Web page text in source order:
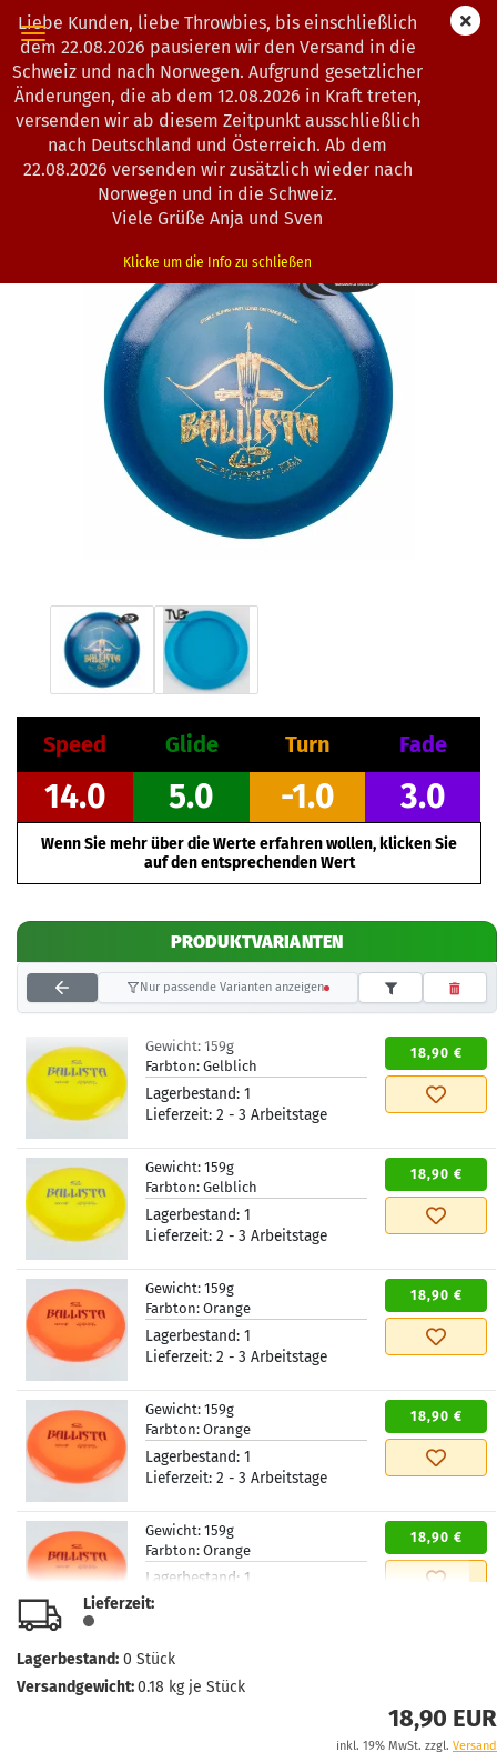
Liebe Kunden, liebe Throwbies, bis einschließlich
dem 22.08.2026 pausieren wir den Versand in die
Schweiz und nach Norwegen. Aufgrund gesetzlicher
Änderungen, die ab dem 12.08.2026 in Kraft treten,
versenden wir ab diesem Zeitpunkt ausschließlich
nach Deutschland und Österreich. Ab dem
22.08.2026 versenden wir zusätzlich wieder nach
Norwegen und in die Schweiz.
Viele Grüße Anja und Sven
Klicke um die Info zu schließen
« Erster « zurück weiter »
Letzter »
Artikel in dieser Kategorie
Latitude 64° | Ballista | Opto Air
0201230 )
Speed Glide Turn Fade
14.0 5.0 -1.0 3.0
Wenn Sie mehr über die Werte erfahren wollen, klicken Sie
auf den entsprechenden Wert
PRODUKTVARIANTEN
Nur passende Varianten anzeigen
Gewicht: 159g
Farbton: Gelblich
Lagerbestand: 1
Lieferzeit: 2 - 3 Arbeitstage
18,90 €
Gewicht: 159g
Farbton: Gelblich
Lagerbestand: 1
Lieferzeit: 2 - 3 Arbeitstage
18,90 €
Gewicht: 159g
Farbton: Orange
Lagerbestand: 1
Lieferzeit: 2 - 3 Arbeitstage
18,90 €
Gewicht: 159g
Farbton: Orange
Lagerbestand: 1
Lieferzeit: 2 - 3 Arbeitstage
18,90 €
Gewicht: 159g
Farbton: Orange
Lagerbestand: 1
Lieferzeit:
18,90 €
Gewicht:
Lagerbestand:
Lieferzeit:
Lagerbestand: 0 Stück
Versandgewicht:0.18 kg je Stück
18,90 EUR
inkl. 19% MwSt. zzgl. Versand